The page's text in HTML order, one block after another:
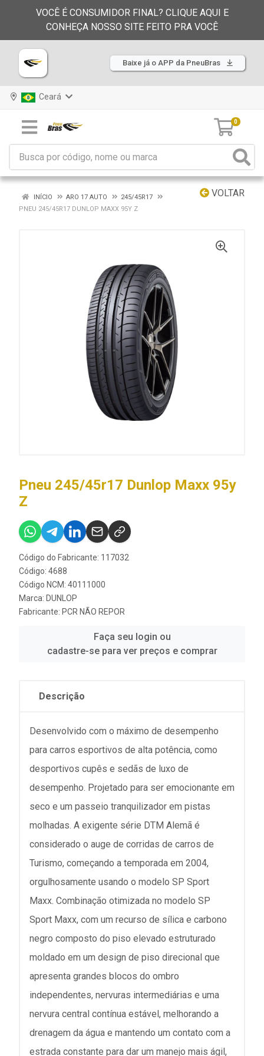
VOCÊ É CONSUMIDOR FINAL? CLIQUE AQUI E
CONHEÇA NOSSO SITE FEITO PRA VOCÊ
Baixe já o APP da PneuBras
Ceará
0
VOLTAR
INÍCIO ARO 17 AUTO
245/45R17
PNEU 245/45R17 DUNLOP MAXX 95Y Z
Pneu 245/45r17 Dunlop Maxx 95y
Z
Código do Fabricante: 117032
Código: 4688
Código NCM: 40111000
Marca: DUNLOP
Fabricante: PCR NÃO REPOR
Faça seu login ou
cadastre-se para ver preços e comprar
Descrição
Desenvolvido com o máximo de desempenho
para carros esportivos de alta potência, como
desportivos cupês e sedãs de luxo de
desempenho. Projetado para ser emocionante em
seco e um passeio tranquilizador em pistas
molhadas. A exigente série DTM Alemã é
considerado o auge de corridas de carros de
Turismo, começando a temporada em 2004,
orgulhosamente usando o modelo SP Sport
Maxx. Combinação otimizada no modelo SP
Sport Maxx, com um recurso de sílica e carbono
negro composto do piso elevado estruturado
moldado em um design de piso direcional que
apresenta grandes blocos do ombro
independentes, nervuras intermediárias e uma
nervura central contínua estável, melhorando a
drenagem da água e mantendo um contato com a
estrada constante para dar um manejo mais ágil,